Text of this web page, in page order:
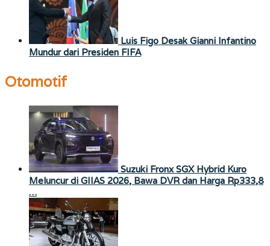
Luis Figo Desak Gianni Infantino
Mundur dari Presiden FIFA
Otomotif
Suzuki Fronx SGX Hybrid Kuro
Meluncur di GIIAS 2026, Bawa DVR dan Harga Rp333,8
…